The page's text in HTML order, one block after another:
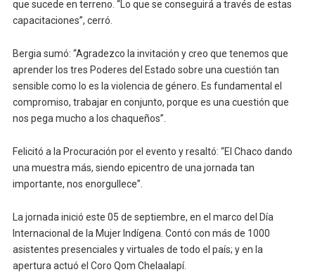
que sucede en terreno. “Lo que se conseguirá a través de estas
capacitaciones”, cerró.
Bergia sumó: “Agradezco la invitación y creo que tenemos que
aprender los tres Poderes del Estado sobre una cuestión tan
sensible como lo es la violencia de género. Es fundamental el
compromiso, trabajar en conjunto, porque es una cuestión que
nos pega mucho a los chaqueños”.
Felicitó a la Procuración por el evento y resaltó: “El Chaco dando
una muestra más, siendo epicentro de una jornada tan
importante, nos enorgullece”.
La jornada inició este 05 de septiembre, en el marco del Día
Internacional de la Mujer Indígena. Contó con más de 1000
asistentes presenciales y virtuales de todo el país; y en la
apertura actuó el Coro Qom Chelaalapí.